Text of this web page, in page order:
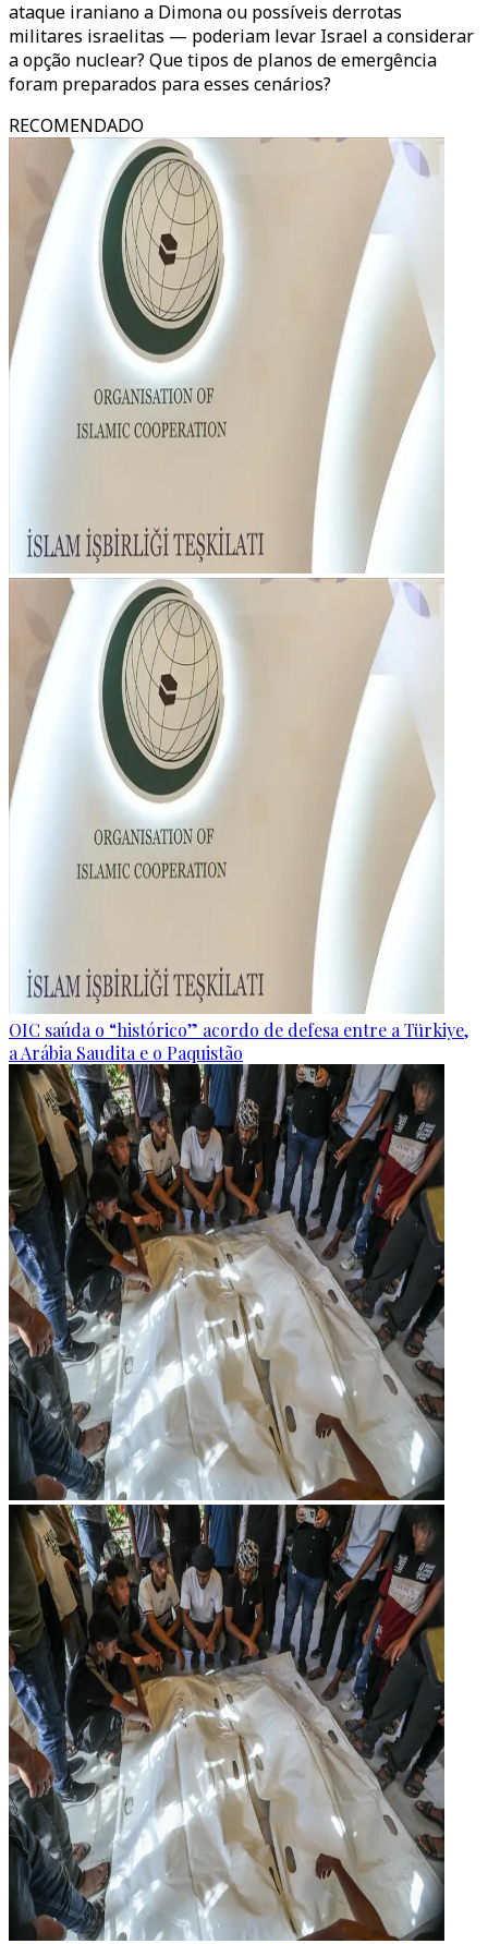
ataque iraniano a Dimona ou possíveis derrotas
militares israelitas — poderiam levar Israel a considerar
a opção nuclear? Que tipos de planos de emergência
foram preparados para esses cenários?
RECOMENDADO
OIC saúda o “histórico” acordo de defesa entre a Türkiye,
a Arábia Saudita e o Paquistão